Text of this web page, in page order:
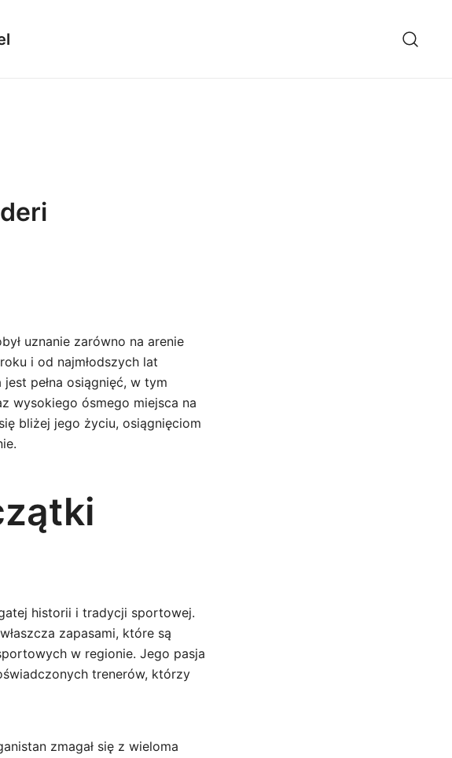
uznanie zarówno na arenie
i od najmłodszych lat
pełna osiągnięć, w tym
wysokiego ósmego miejsca na
bliżej jego życiu, osiągnięciom
historii i tradycji sportowej.
zapasami, które są
w regionie. Jego pasja
trenerów, którzy
zmagał się z wieloma